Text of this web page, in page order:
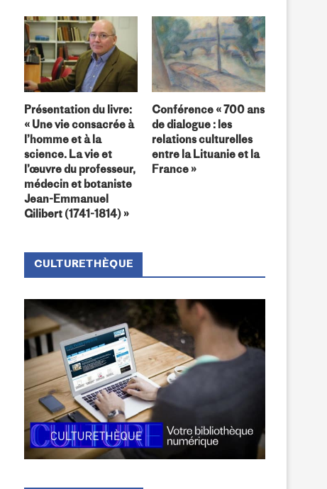
Présentation du livre:
« Une vie consacrée à
l’homme et à la
science. La vie et
l’œuvre du professeur,
médecin et botaniste
Jean-Emmanuel
Gilibert (1741-1814) »
Conférence « 700 ans
de dialogue : les
relations culturelles
entre la Lituanie et la
France »
CULTURETHÈQUE